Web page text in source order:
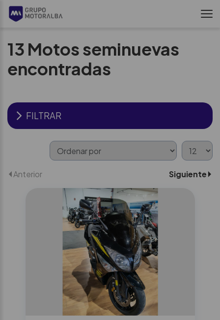
13 Motos seminuevas
encontradas
FILTRAR
Anterior Siguiente